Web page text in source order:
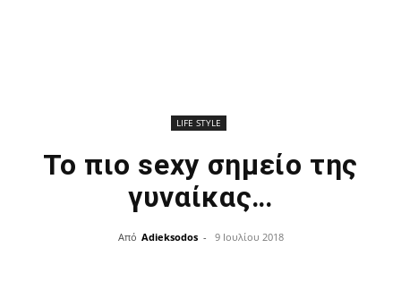
LIFE STYLE
Το πιο sexy σημείο της
γυναίκας…
Από Adieksodos - 9 Ιουλίου 2018